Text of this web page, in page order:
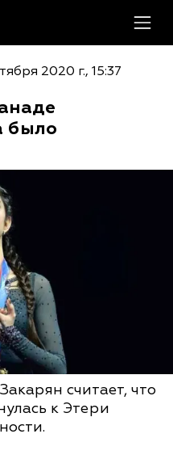
2020 г., 15:37
было
считает, что
к Этери